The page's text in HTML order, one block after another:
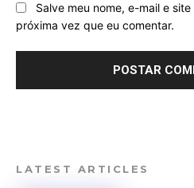
Salve meu nome, e-mail e
próxima vez que eu comentar.
LATEST ARTICLES